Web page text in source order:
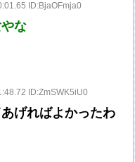
ID:BjaOFmja0
な
ID:ZmSWK5iU0
げればよかったわ